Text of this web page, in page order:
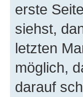
erste
siehst,
letzten
möglich,
darauf